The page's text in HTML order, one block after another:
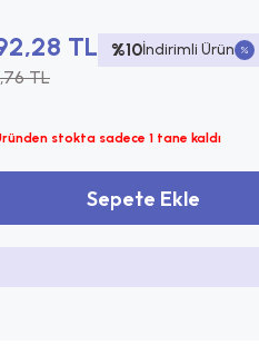
TL
TL
%10İndirimli Ürün
stokta sadece 1 tane kaldı
Sepete Ekle